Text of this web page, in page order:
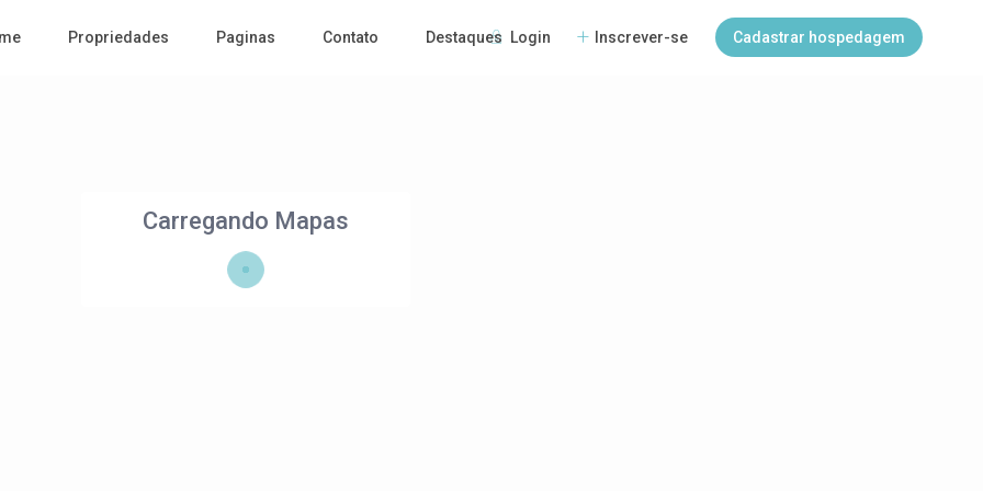
Login Inscrever-se Cadastrar hospedagem
Propriedades Paginas Contato Destaques
Carregando Mapas